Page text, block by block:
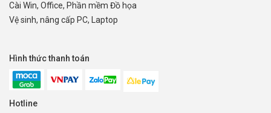
Cài Win, Office, Phần mềm Đồ họa
Vệ sinh, nâng cấp PC, Laptop
Hình thức thanh toán
Hotline